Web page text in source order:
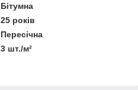
Бітумна
25 років
Пересічна
3 шт./м²